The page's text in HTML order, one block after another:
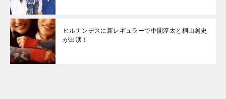
ヒルナンデスに新レギュラーで中間淳太と桐山照史
が出演！